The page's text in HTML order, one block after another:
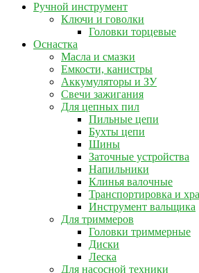
Ручной инструмент
Ключи и говолки
Головки торцевые
Оснастка
Масла и смазки
Емкости, канистры
Аккумуляторы и ЗУ
Свечи зажигания
Для цепных пил
Пильные цепи
Бухты цепи
Шины
Заточные устройства
Напильники
Клинья валочные
Транспортировка и
Инструмент вальщика
Для триммеров
Головки триммерные
Диски
Леска
Для насосной техники